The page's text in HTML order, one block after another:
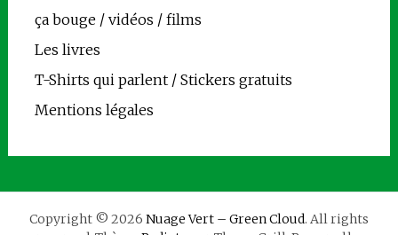
ça bouge / vidéos / films
Les livres
T-Shirts qui parlent / Stickers gratuits
Mentions légales
Copyright © 2026 Nuage Vert – Green Cloud. All rights